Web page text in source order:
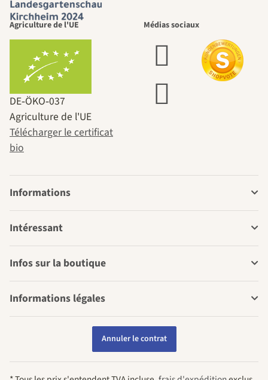
Agriculture de l'UE
DE‑ÖKO‑037
Agriculture de l'UE
Télécharger le certificat
bio
Médias sociaux
Informations
Intéressant
Infos sur la boutique
Informations légales
Annuler le contrat